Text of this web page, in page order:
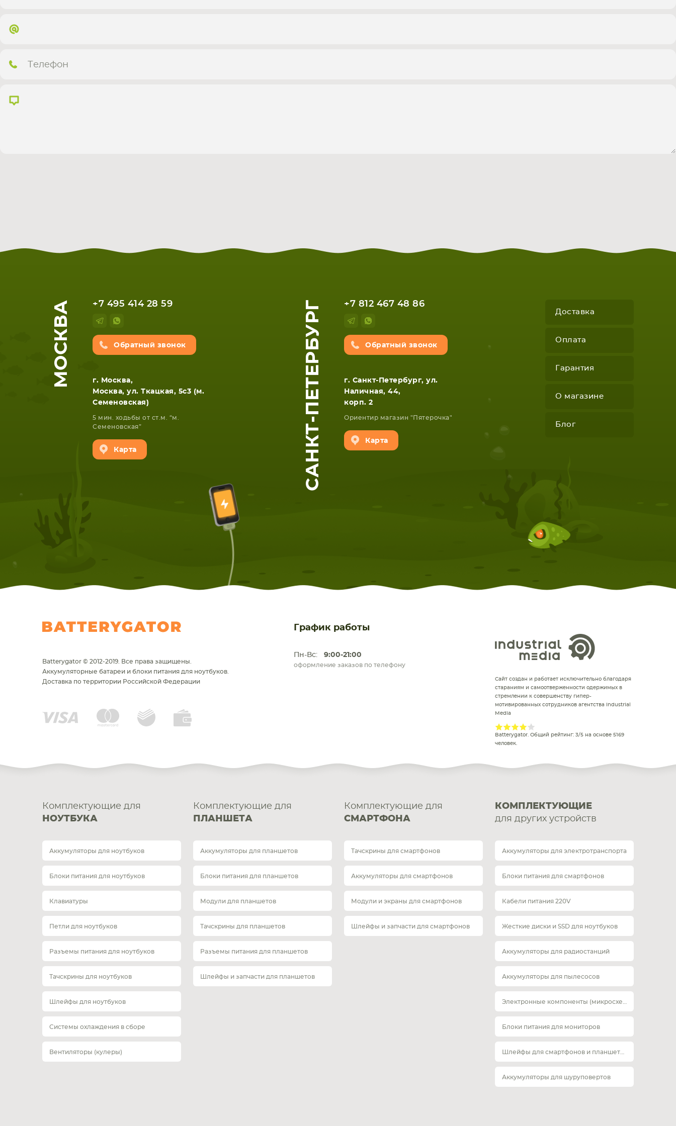
КОМПЛЕКТУЮЩИЕ
МОСКВА +7 495 414 28 59
Обратный звонок
г. Москва,
Москва, ул. Ткацкая, 5с3 (м.
Семеновская)
5 мин. ходьбы от ст.м. “м.
Семеновская”
Карта САНКТ-ПЕТЕРБУРГ +7 812 467 48 86
Обратный звонок
г. Санкт-Петербург, ул.
Наличная, 44,
корп. 2
Ориентир магазин "Пятерочка"
Карта
Доставка
Оплата
Гарантия
О магазине
Блог
График работы
Пн-Вс: 9:00-21:00
оформление заказов по телефону
Batterygator © 2012-2019. Все права защищены.
Аккумуляторные батареи и блоки питания для ноутбуков.
Доставка по территории Российской Федерации
Сайт создан и работает исключительно благодаря
стараниям и самоотверженности одержимых в
стремлении к совершенству гипер-
мотивированных сотрудников агентства Industrial
Media
Batterygator. Общий рейтинг: 3/5 на основе 5169
человек.
Комплектующие для
НОУТБУКА
Аккумуляторы для ноутбуков
Блоки питания для ноутбуков
Клавиатуры
Петли для ноутбуков
Разъемы питания для ноутбуков
Тачскрины для ноутбуков
Шлейфы для ноутбуков
Системы охлаждения в сборе
Вентиляторы (кулеры)
Комплектующие для
ПЛАНШЕТА
Аккумуляторы для планшетов
Блоки питания для планшетов
Модули для планшетов
Тачскрины для планшетов
Разъемы питания для планшетов
Шлейфы и запчасти для планшетов
Комплектующие для
СМАРТФОНА
Тачскрины для смартфонов
Аккумуляторы для смартфонов
Модули и экраны для смартфонов
Шлейфы и запчасти для смартфонов
КОМПЛЕКТУЮЩИЕ
для других устройств
Аккумуляторы для электротранспорта
Блоки питания для смартфонов
Кабели питания 220V
Жесткие диски и SSD для ноутбуков
Аккумуляторы для радиостанций
Аккумуляторы для пылесосов
Блоки питания для мониторов
Аккумуляторы для шуруповертов